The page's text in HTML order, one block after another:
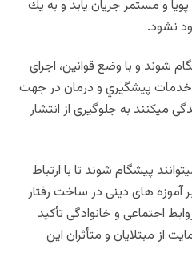
و مستمر جریان یابد و به یك
نشود.
شوند و با وضع قوانین، اجرای
پیشگیري و درمان در جهت
میکنند به جلوگیری از انتشار
پیشگام شوند تا با ارتباط
آموزه های دینی در ساخت رفتار
اجتماعی و خانوادگی تأکید
از مبتلایان و متأثران این